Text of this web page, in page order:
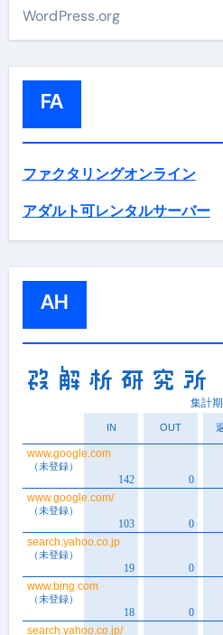
WordPress.org
FA
ファクタリングオンライン
アダルト可レンタルサーバー
AH